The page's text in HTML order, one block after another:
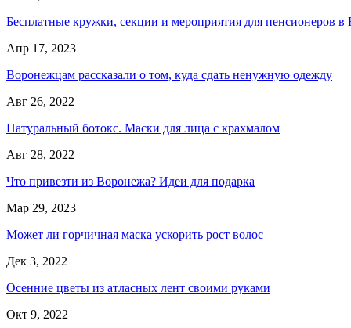
Бесплатные кружки, секции и мероприятия для пенсионеров в
Апр 17, 2023
Воронежцам рассказали о том, куда сдать ненужную одежду
Авг 26, 2022
Натуральный ботокс. Маски для лица с крахмалом
Авг 28, 2022
Что привезти из Воронежа? Идеи для подарка
Мар 29, 2023
Может ли горчичная маска ускорить рост волос
Дек 3, 2022
Осенние цветы из атласных лент своими руками
Окт 9, 2022